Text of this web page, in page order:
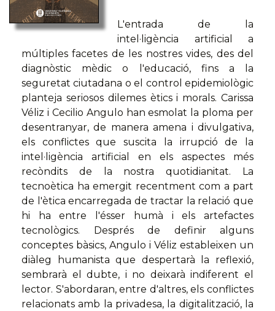
L'entrada de la
intel·ligència artificial a
múltiples facetes de les nostres vides, des del
diagnòstic mèdic o l'educació, fins a la
seguretat ciutadana o el control epidemiològic
planteja seriosos dilemes ètics i morals. Carissa
Véliz i Cecilio Angulo han esmolat la ploma per
desentranyar, de manera amena i divulgativa,
els conflictes que suscita la irrupció de la
intel·ligència artificial en els aspectes més
recòndits de la nostra quotidianitat. La
tecnoètica ha emergit recentment com a part
de l'ètica encarregada de tractar la relació que
hi ha entre l'ésser humà i els artefactes
tecnològics. Després de definir alguns
conceptes bàsics, Angulo i Véliz estableixen un
diàleg humanista que despertarà la reflexió,
sembrarà el dubte, i no deixarà indiferent el
lector. S'abordaran, entre d'altres, els conflictes
relacionats amb la privadesa, la digitalització, la